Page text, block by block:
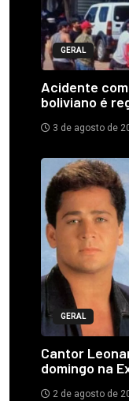
GERAL
Acidente
boliviano é
3 de agosto de
GERAL
Cantor
domingo na
2 de agosto de